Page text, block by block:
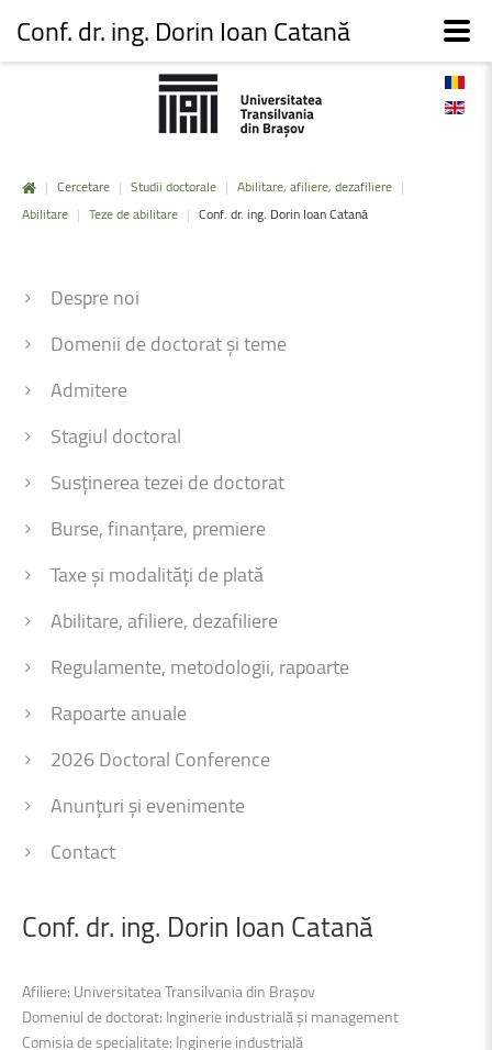
| Cercetare | Studii doctorale | Abilitare, afiliere, dezafiliere |
Abilitare | Teze de abilitare | Conf. dr. ing. Dorin Ioan Catană
Despre noi
Domenii de doctorat și teme
Admitere
Stagiul doctoral
Susținerea tezei de doctorat
Burse, finanțare, premiere
Taxe și modalități de plată
Abilitare, afiliere, dezafiliere
Regulamente, metodologii, rapoarte
Rapoarte anuale
2026 Doctoral Conference
Anunțuri și evenimente
Contact
Conf. dr. ing. Dorin Ioan Catană
Afiliere: Universitatea Transilvania din Brașov
Domeniul de doctorat: Inginerie industrială și management
Comisia de specialitate: Inginerie industrială
Conf. dr. ing. Dorin Ioan Catană